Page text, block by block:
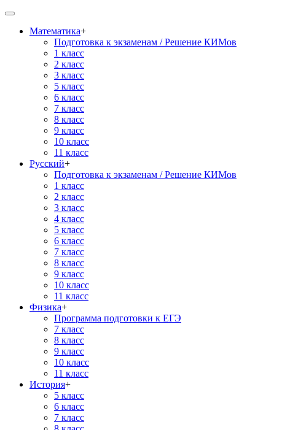
Математика+
Подготовка к экзаменам / Решение КИМов
1 класс
2 класс
3 класс
5 класс
6 класс
7 класс
8 класс
9 класс
10 класс
11 класс
Русский+
Подготовка к экзаменам / Решение КИМов
1 класс
2 класс
3 класс
4 класс
5 класс
6 класс
7 класс
8 класс
9 класс
10 класс
11 класс
Физика+
Программа подготовки к ЕГЭ
7 класс
8 класс
9 класс
10 класс
11 класс
История+
5 класс
6 класс
7 класс